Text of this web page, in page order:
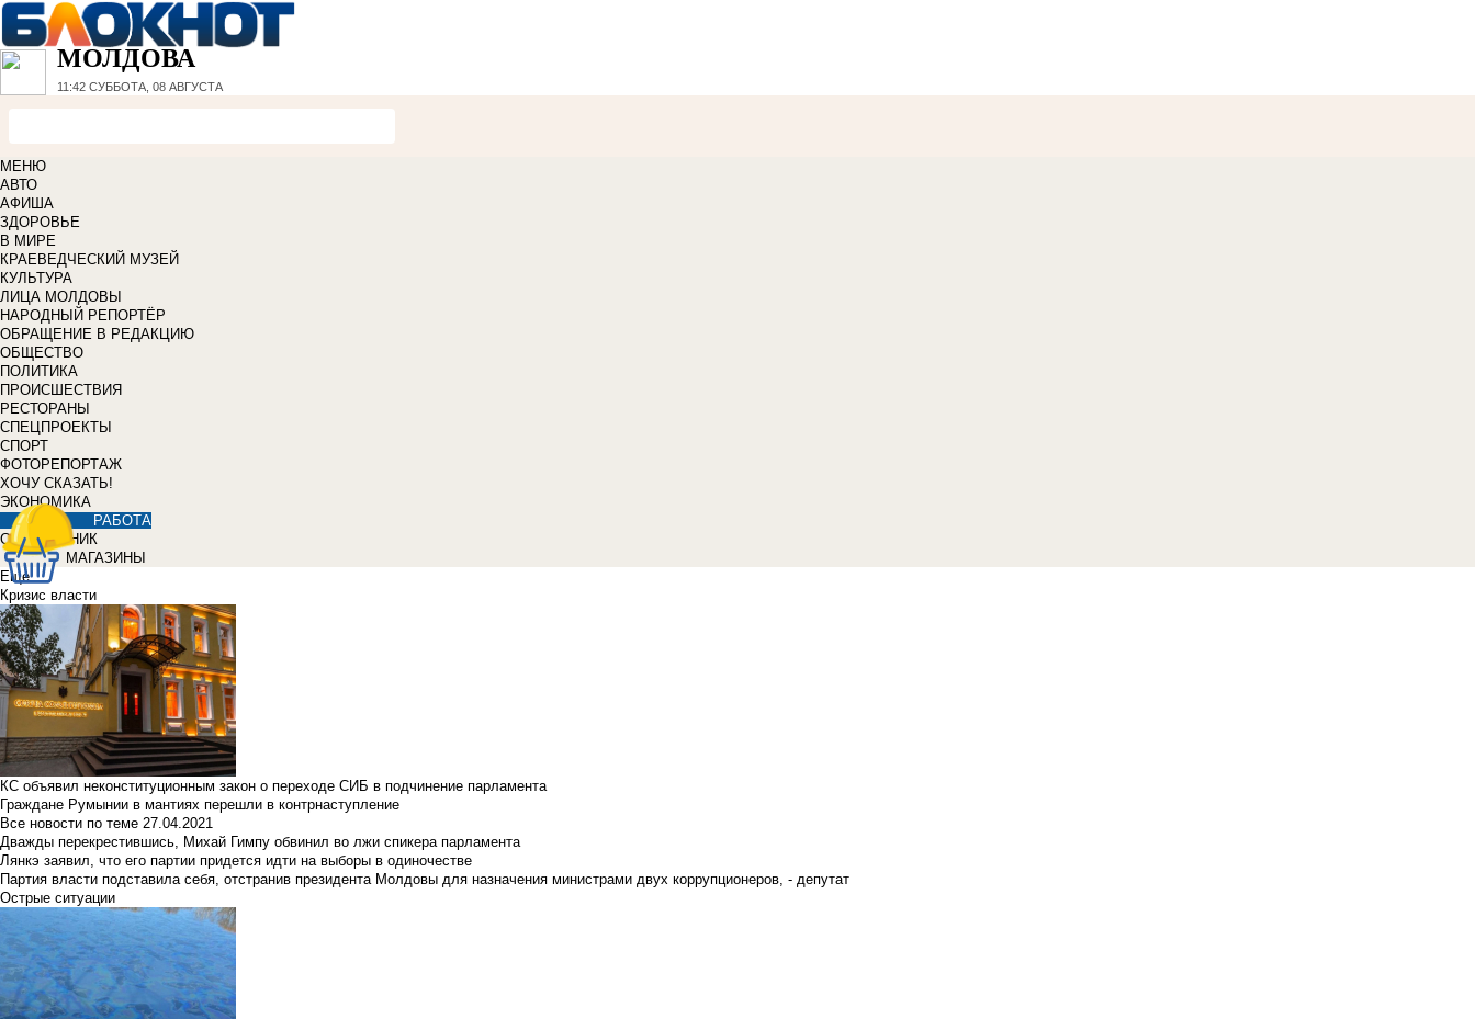
МОЛДОВА
11:42 СУББОТА, 08 АВГУСТА
МЕНЮ
АВТО
АФИША
ЗДОРОВЬЕ
В МИРЕ
КРАЕВЕДЧЕСКИЙ МУЗЕЙ
КУЛЬТУРА
ЛИЦА МОЛДОВЫ
НАРОДНЫЙ РЕПОРТЁР
ОБРАЩЕНИЕ В РЕДАКЦИЮ
ОБЩЕСТВО
ПОЛИТИКА
ПРОИСШЕСТВИЯ
РЕСТОРАНЫ
СПЕЦПРОЕКТЫ
СПОРТ
ФОТОРЕПОРТАЖ
ХОЧУ СКАЗАТЬ!
ЭКОНОМИКА
РАБОТА
СПРАВОЧНИК
МАГАЗИНЫ
Еще
Кризис власти
КС объявил неконституционным закон о переходе СИБ в подчинение парламента
Граждане Румынии в мантиях перешли в контрнаступление
Все новости по теме 27.04.2021
Дважды перекрестившись, Михай Гимпу обвинил во лжи спикера парламента
Лянкэ заявил, что его партии придется идти на выборы в одиночестве
Партия власти подставила себя, отстранив президента Молдовы для назначения министрами двух коррупционеров, - депутат
Острые ситуации